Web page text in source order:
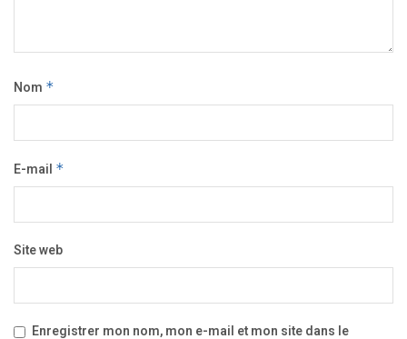
Nom *
E-mail *
Site web
Enregistrer mon nom, mon e-mail et mon site dans le